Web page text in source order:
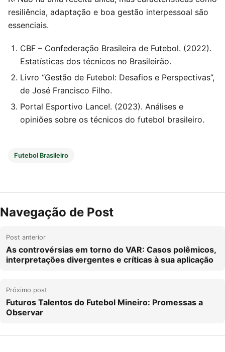
resiliência, adaptação e boa gestão interpessoal são
essenciais.
CBF – Confederação Brasileira de Futebol. (2022).
Estatísticas dos técnicos no Brasileirão.
Livro “Gestão de Futebol: Desafios e Perspectivas”,
de José Francisco Filho.
Portal Esportivo Lance!. (2023). Análises e
opiniões sobre os técnicos do futebol brasileiro.
Futebol Brasileiro
Navegação de Post
Post anterior
As controvérsias em torno do VAR: Casos polêmicos,
interpretações divergentes e críticas à sua aplicação
Próximo post
Futuros Talentos do Futebol Mineiro: Promessas a
Observar